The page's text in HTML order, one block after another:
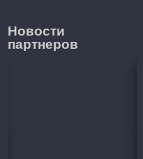
Новости
партнеров